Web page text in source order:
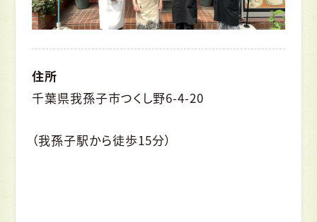
住所
千葉県我孫子市つくし野6-4-20
（我孫子駅から徒歩15分）